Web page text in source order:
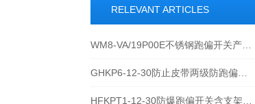
RELEVANT ARTICLES